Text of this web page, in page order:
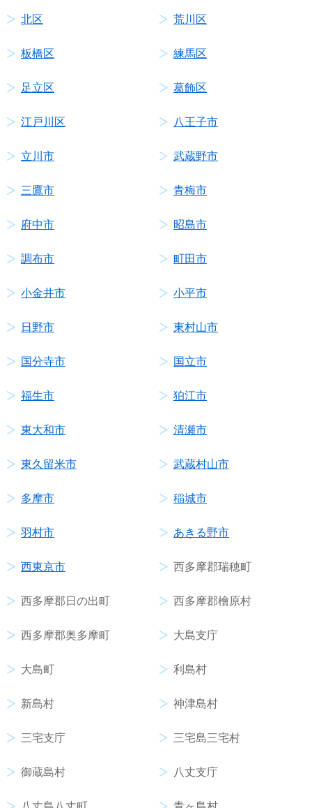
北区 荒川区
板橋区 練馬区
足立区 葛飾区
江戸川区 八王子市
立川市 武蔵野市
三鷹市 青梅市
府中市 昭島市
調布市 町田市
小金井市 小平市
日野市 東村山市
国分寺市 国立市
福生市 狛江市
東大和市 清瀬市
東久留米市 武蔵村山市
多摩市 稲城市
羽村市 あきる野市
西東京市 西多摩郡瑞穂町
西多摩郡日の出町 西多摩郡檜原村
西多摩郡奥多摩町 大島支庁
大島町 利島村
新島村 神津島村
三宅支庁 三宅島三宅村
御蔵島村 八丈支庁